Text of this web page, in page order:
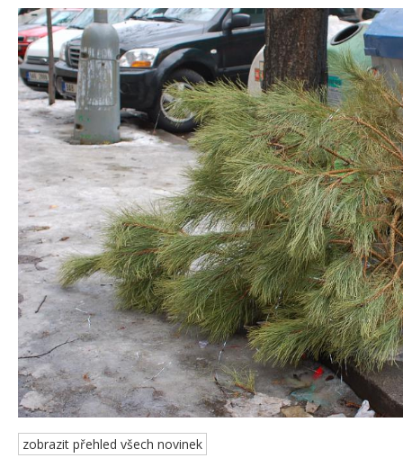
zobrazit přehled všech novinek